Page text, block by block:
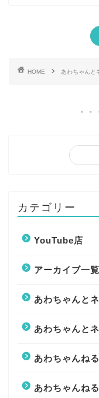
HOME あわちゃんと
カテゴリー
YouTube店
アーカイブ一覧
あわちゃんと
あわちゃんと
あわちゃんねる
あわちゃんね